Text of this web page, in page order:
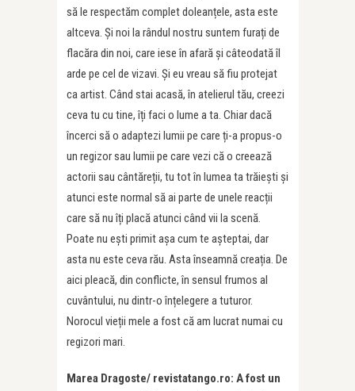
să le respectăm complet doleanțele, asta este
altceva. Și noi la rândul nostru suntem furați de
flacăra din noi, care iese în afară și câteodată îl
arde pe cel de vizavi. Și eu vreau să fiu protejat
ca artist. Când stai acasă, în atelierul tău, creezi
ceva tu cu tine, îți faci o lume a ta. Chiar dacă
încerci să o adaptezi lumii pe care ți-a propus-o
un regizor sau lumii pe care vezi că o creează
actorii sau cântăreții, tu tot în lumea ta trăiești și
atunci este normal să ai parte de unele reacții
care să nu îți placă atunci când vii la scenă.
Poate nu ești primit așa cum te așteptai, dar
asta nu este ceva rău. Asta înseamnă creația. De
aici pleacă, din conflicte, în sensul frumos al
cuvântului, nu dintr-o înțelegere a tuturor.
Norocul vieții mele a fost că am lucrat numai cu
regizori mari.
Marea Dragoste/ revistatango.ro: A fost un